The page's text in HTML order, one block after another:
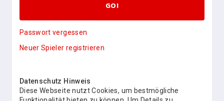
GO!
Passwort vergessen
Neuer Spieler registrieren
Datenschutz Hinweis
Diese Webseite nutzt Cookies, um bestmögliche